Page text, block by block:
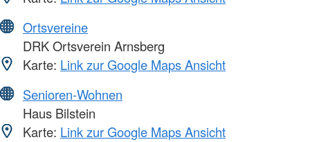
Ortsvereine
DRK Ortsverein Arnsberg
Karte: Link zur Google Maps Ansicht
Senioren-Wohnen
Haus Bilstein
Karte: Link zur Google Maps Ansicht